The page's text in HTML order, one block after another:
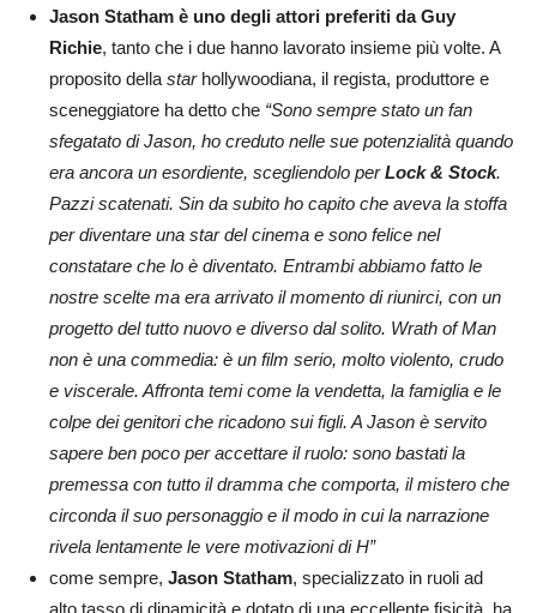
Jason Statham è uno degli attori preferiti da Guy
Richie, tanto che i due hanno lavorato insieme più volte. A
proposito della starhollywoodiana, il regista, produttore e
sceneggiatore ha detto che “Sono sempre stato un fan
sfegatato di Jason, ho creduto nelle sue potenzialità quando
era ancora un esordiente, scegliendolo perLock & Stock.
Pazzi scatenati. Sin da subito ho capito che aveva la stoffa
per diventare una star del cinema e sono felice nel
constatare che lo è diventato. Entrambi abbiamo fatto le
nostre scelte ma era arrivato il momento di riunirci, con un
progetto del tutto nuovo e diverso dal solito. Wrath of Man
non è una commedia: è un film serio, molto violento, crudo
e viscerale. Affronta temi come la vendetta, la famiglia e le
colpe dei genitori che ricadono sui figli. A Jason è servito
sapere ben poco per accettare il ruolo: sono bastati la
premessa con tutto il dramma che comporta, il mistero che
circonda il suo personaggio e il modo in cui la narrazione
rivela lentamente le vere motivazioni di H”
come sempre, Jason Statham, specializzato in ruoli ad
alto tasso di dinamicità e dotato di una eccellente fisicità, ha